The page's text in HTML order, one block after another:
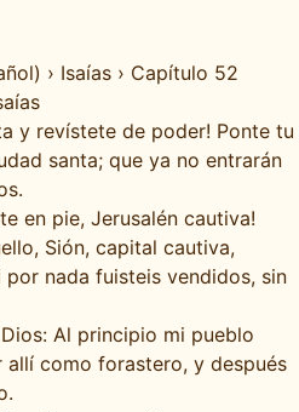
› Isaías › Capítulo 52
y revístete de poder! Ponte tu
santa; que ya no entrarán
en pie, Jerusalén cautiva!
Sión, capital cautiva,
por nada fuisteis vendidos, sin
Al principio mi pueblo
como forastero, y después